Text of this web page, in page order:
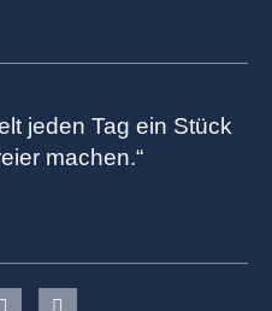
jeden Tag ein Stück
machen.“